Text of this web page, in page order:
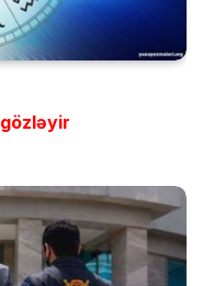
gözləyir